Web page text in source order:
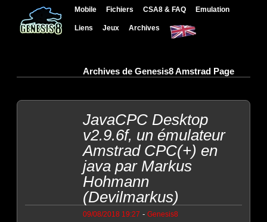
Mobile Fichiers CSA8 & FAQ Emulation
Liens Jeux Archives
Archives de Genesis8 Amstrad Page
JavaCPC Desktop
v2.9.6f, un émulateur
Amstrad CPC(+) en
java par Markus
Hohmann
(Devilmarkus)
09/08/2018 19:27 - Genesis8